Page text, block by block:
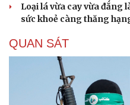
Loại lá vừa cay vừa đắng
sức khoẻ càng thăng
QUAN SÁT